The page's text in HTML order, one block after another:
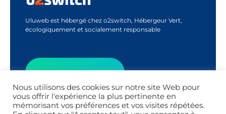
Uluweb est hébergé chez o2switch, Hébergeur Vert,
écologiquement et socialement responsable
Contactez-Moi
Appel Découverte
Nous utilisons des cookies sur notre site Web pour
vous offrir l'expérience la plus pertinente en
mémorisant vos préférences et vos visites répétées.